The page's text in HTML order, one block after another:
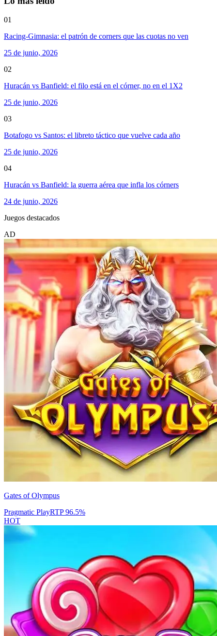
01
Racing-Gimnasia: el patrón de corners que las cuotas no ven
25 de junio, 2026
02
Huracán vs Banfield: el filo está en el córner, no en el 1X2
25 de junio, 2026
03
Botafogo vs Santos: el libreto táctico que vuelve cada año
25 de junio, 2026
04
Huracán vs Banfield: la guerra aérea que infla los córners
24 de junio, 2026
Juegos destacados
AD
Gates of Olympus
Pragmatic PlayRTP96.5%
HOT